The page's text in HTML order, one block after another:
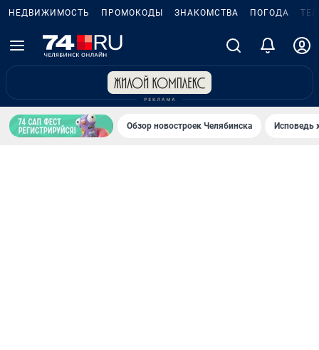
НЕДВИЖИМОСТЬ ПРОМОКОДЫ ЗНАКОМСТВА ПОГОДА
Обзор новостроек Челябинска Исповедь